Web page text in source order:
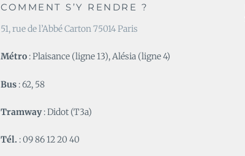
COMMENT S’Y RENDRE ?
51, rue de l’Abbé Carton 75014 Paris
Métro : Plaisance (ligne 13), Alésia (ligne 4)
Bus : 62, 58
Tramway: Didot (T3a)
Tél. : 09 86 12 20 40